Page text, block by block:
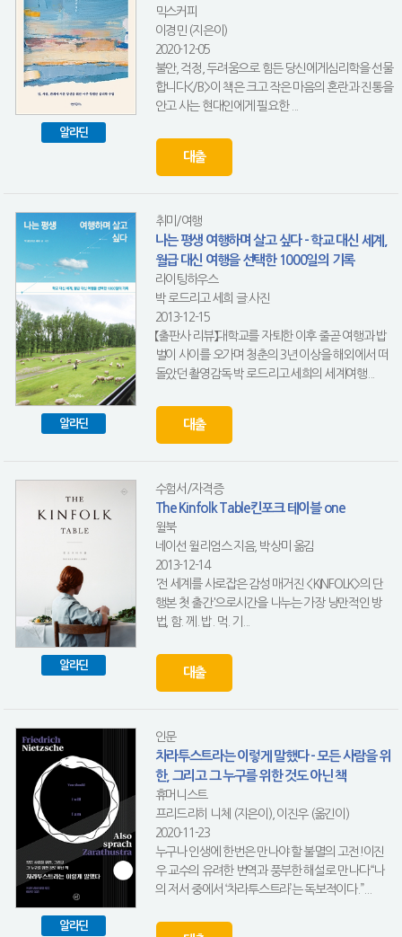
알라딘
믹스커피
이경민 (지은이)
2020-12-05
불안, 걱정, 두려움으로 힘든 당신에게심리학을 선물
합니다</B>이 책은 크고 작은 마음의 혼란과 진통을
안고 사는 현대인에게 필요한 ...
대출
알라딘
취미/여행
나는 평생 여행하며 살고 싶다 - 학교 대신 세계,
월급 대신 여행을 선택한 1000일의 기록
라이팅하우스
박 로드리고 세희 글.사진
2013-12-15
【출판사 리뷰】대학교를 자퇴한 이후 줄곧 여행과 밥
벌이 사이를 오가며 청춘의 3년 이상을 해외에서 떠
돌았던 촬영감독 박 로드리고 세희의 세계여행...
대출
알라딘
수험서/자격증
The Kinfolk Table킨포크 테이블 one
윌북
네이선 윌리엄스 지음, 박상미 옮김
2013-12-14
'전 세계를 사로잡은 감성 매거진 <KINFOLK>의 단
행본 첫 출간'으로시간을 나누는 가장 낭만적인 방
법, 함. 께. 밥. 먹. 기...
대출
알라딘
인문
차라투스트라는 이렇게 말했다 - 모든 사람을 위
한, 그리고 그 누구를 위한 것도 아닌 책
휴머니스트
프리드리히 니체 (지은이), 이진우 (옮긴이)
2020-11-23
누구나 인생에 한번은 만나야 할 불멸의 고전!이진
우 교수의 유려한 번역과 풍부한 해설로 만나다“나
의 저서 중에서 ‘차라투스트라’는 독보적이다.”...